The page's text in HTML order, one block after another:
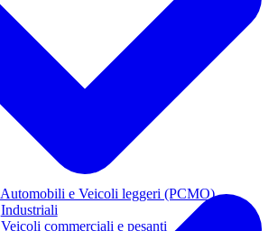
Automobili e Veicoli leggeri (PCMO)
Industriali
Veicoli commerciali e pesanti